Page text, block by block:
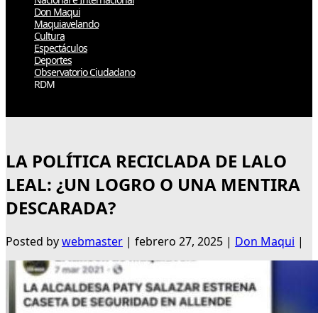
Don Maqui
Maquiavelando
Cultura
Espectáculos
Deportes
Observatorio Ciudadano
RDM
LA POLÍTICA RECICLADA DE LALO
LEAL: ¿UN LOGRO O UNA MENTIRA
DESCARADA?
Posted bywebmaster | febrero 27, 2025 | Don Maqui |